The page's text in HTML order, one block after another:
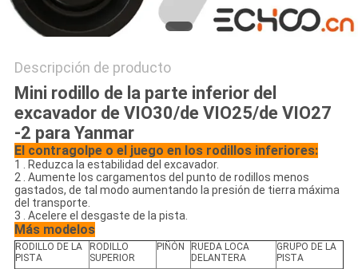
Descripción de producto
Mini rodillo de la parte inferior del
excavador de VIO30/de VIO25/de VIO27
-2 para Yanmar
El contragolpe o el juego en los rodillos inferiores:
1 . Reduzca la estabilidad del excavador.
2 . Aumente los cargamentos del punto de rodillos menos
gastados, de tal modo aumentando la presión de tierra máxima
del transporte.
3 . Acelere el desgaste de la pista.
Más modelos
RODILLO DE LA
PISTA
RODILLO
SUPERIOR
PIÑÓN
RUEDA LOCA
DELANTERA
GRUPO DE LA
PISTA